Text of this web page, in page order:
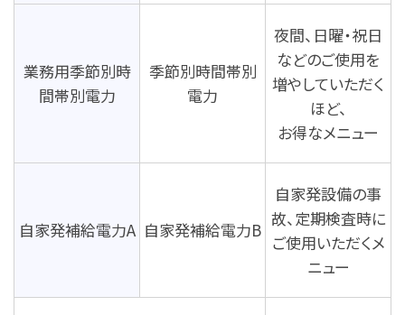
業務用季節別時
間帯別電力
季節別時間帯別
電力
夜間、日曜・祝日
などのご使用を
増やしていただく
ほど、
お得なメニュー
自家発補給電力A 自家発補給電力B
自家発設備の事
故、定期検査時に
ご使用いただくメ
ニュー